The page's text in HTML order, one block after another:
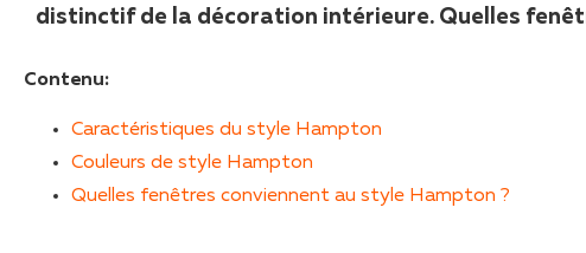
distinctif de la décoration intérieure. Quelles
Contenu:
Caractéristiques du style Hampton
Couleurs de style Hampton
Quelles fenêtres conviennent au style Hampton ?